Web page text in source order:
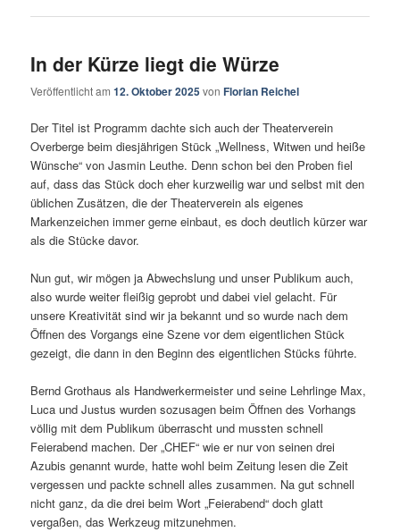
In der Kürze liegt die Würze
Veröffentlicht am12. Oktober 2025vonFlorian Reichel
Der Titel ist Programm dachte sich auch der Theaterverein
Overberge beim diesjährigen Stück „Wellness, Witwen und heiße
Wünsche“ von Jasmin Leuthe. Denn schon bei den Proben fiel
auf, dass das Stück doch eher kurzweilig war und selbst mit den
üblichen Zusätzen, die der Theaterverein als eigenes
Markenzeichen immer gerne einbaut, es doch deutlich kürzer war
als die Stücke davor.
Nun gut, wir mögen ja Abwechslung und unser Publikum auch,
also wurde weiter fleißig geprobt und dabei viel gelacht. Für
unsere Kreativität sind wir ja bekannt und so wurde nach dem
Öffnen des Vorgangs eine Szene vor dem eigentlichen Stück
gezeigt, die dann in den Beginn des eigentlichen Stücks führte.
Bernd Grothaus als Handwerkermeister und seine Lehrlinge Max,
Luca und Justus wurden sozusagen beim Öffnen des Vorhangs
völlig mit dem Publikum überrascht und mussten schnell
Feierabend machen. Der „CHEF“ wie er nur von seinen drei
Azubis genannt wurde, hatte wohl beim Zeitung lesen die Zeit
vergessen und packte schnell alles zusammen. Na gut schnell
nicht ganz, da die drei beim Wort „Feierabend“ doch glatt
vergaßen, das Werkzeug mitzunehmen.